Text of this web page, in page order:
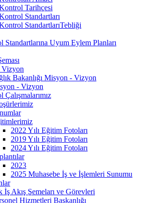
Tarihçesi
Standartları
StandartlarıTebliği
Standartlarına Uyum Eylem Planları
Bakanlığı Misyon - Vizyon
- Vizyon
2022 Yılı Eğitim Fotoları
2019 Yılı Eğitim Fotoları
2024 Yılı Eğitim Fotoları
2023
2025 Muhasebe İş ve İşlemleri Sunumu
İş Akış Şemeları ve Görevleri
Hizmetleri Başkanlığı